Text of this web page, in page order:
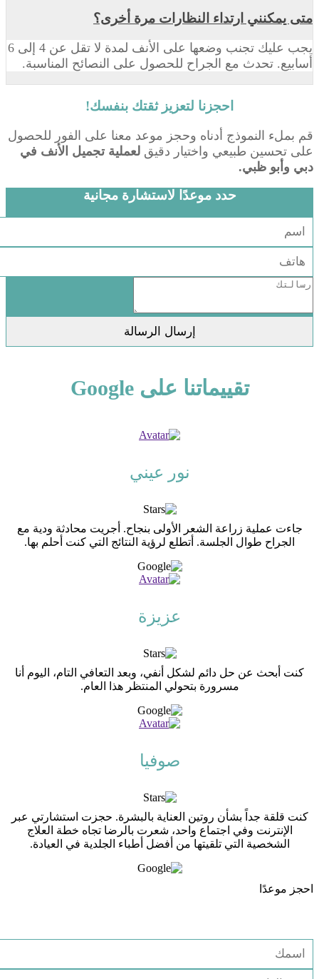
متى يمكنني ارتداء النظارات مرة أخرى؟
يجب عليك تجنب وضعها على الأنف لمدة لا تقل عن 4 إلى 6
أسابيع. تحدث مع الجراح للحصول على النصائح المناسبة.
احجزنا لتعزيز ثقتك بنفسك!
قم بملء النموذج أدناه وحجز موعد معنا على الفور للحصول
على تحسين طبيعي واختيار دقيق لعملية تجميل الأنف في
دبي وأبو ظبي.
حدد موعدًا لاستشارة مجانية
تقييماتنا على Google
نور عيني
جاءت عملية زراعة الشعر الأولى بنجاح. أجريت محادثة ودية مع
الجراح طوال الجلسة. أتطلع لرؤية النتائج التي كنت أحلم بها.
عزيزة
كنت أبحث عن حل دائم لشكل أنفي، وبعد التعافي التام، اليوم أنا
مسرورة بتحولي المنتظر هذا العام.
صوفيا
كنت قلقة جداً بشأن روتين العناية بالبشرة. حجزت استشارتي عبر
الإنترنت وفي اجتماع واحد، شعرت بالرضا تجاه خطة العلاج
الشخصية التي تلقيتها من أفضل أطباء الجلدية في العيادة.
احجز موعدًا